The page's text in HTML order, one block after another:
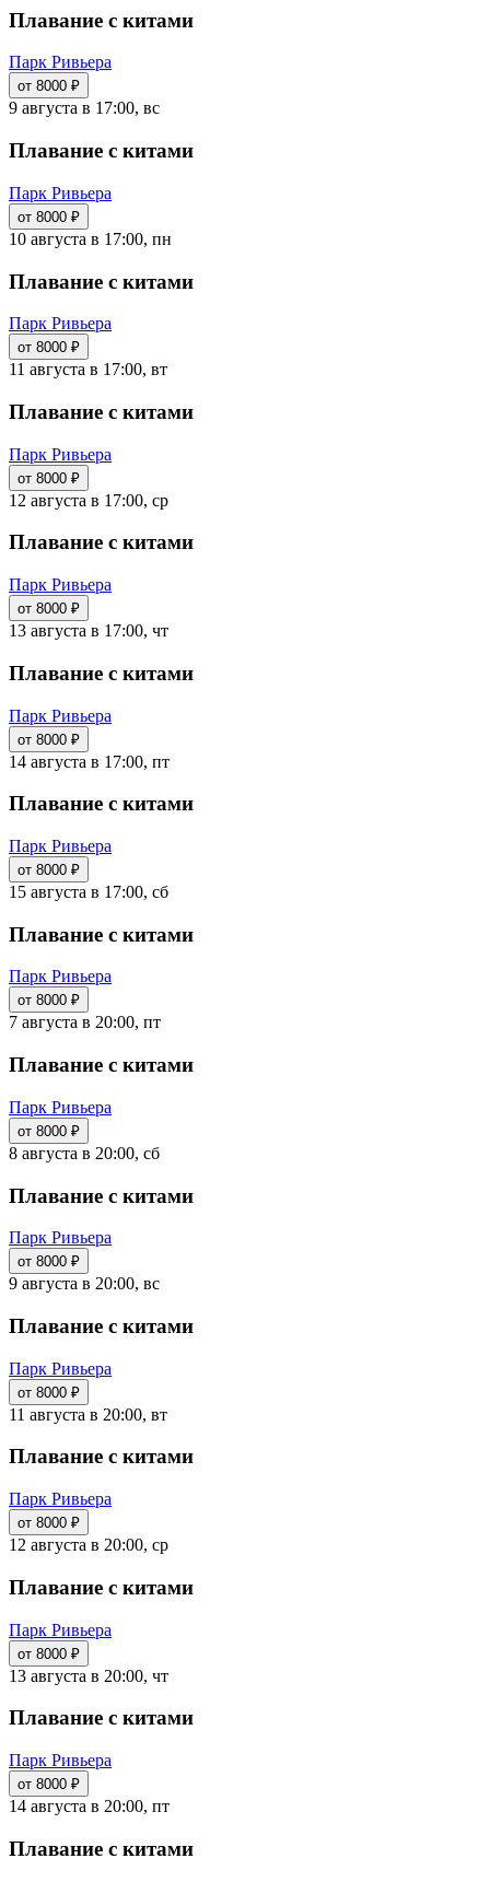
Плавание с китами
Парк Ривьера
от 8000 ₽
9 августа в 17:00, вс
Плавание с китами
Парк Ривьера
от 8000 ₽
10 августа в 17:00, пн
Плавание с китами
Парк Ривьера
от 8000 ₽
11 августа в 17:00, вт
Плавание с китами
Парк Ривьера
от 8000 ₽
12 августа в 17:00, ср
Плавание с китами
Парк Ривьера
от 8000 ₽
13 августа в 17:00, чт
Плавание с китами
Парк Ривьера
от 8000 ₽
14 августа в 17:00, пт
Плавание с китами
Парк Ривьера
от 8000 ₽
15 августа в 17:00, сб
Плавание с китами
Парк Ривьера
от 8000 ₽
7 августа в 20:00, пт
Плавание с китами
Парк Ривьера
от 8000 ₽
8 августа в 20:00, сб
Плавание с китами
Парк Ривьера
от 8000 ₽
9 августа в 20:00, вс
Плавание с китами
Парк Ривьера
от 8000 ₽
11 августа в 20:00, вт
Плавание с китами
Парк Ривьера
от 8000 ₽
12 августа в 20:00, ср
Плавание с китами
Парк Ривьера
от 8000 ₽
13 августа в 20:00, чт
Плавание с китами
Парк Ривьера
от 8000 ₽
14 августа в 20:00, пт
Плавание с китами